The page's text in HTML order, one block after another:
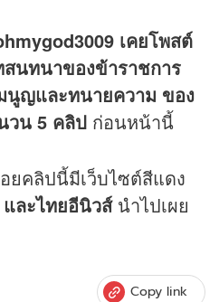
เคยโพสต์
นทนาของข้าราชการ
นูญและทนายความ ของ
วน 5 คลิป ก่อนหน้านี้
ยคลิปนี้มีเว็บไซต์สีแดง
ละไทยอีนิวส์นำไปเผย
Copy link